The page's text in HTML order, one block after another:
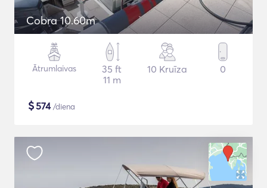
Cobra 10.60m
Ātrumlaivas
35 ft
11 m
10 Kruīza 0
$574/diena